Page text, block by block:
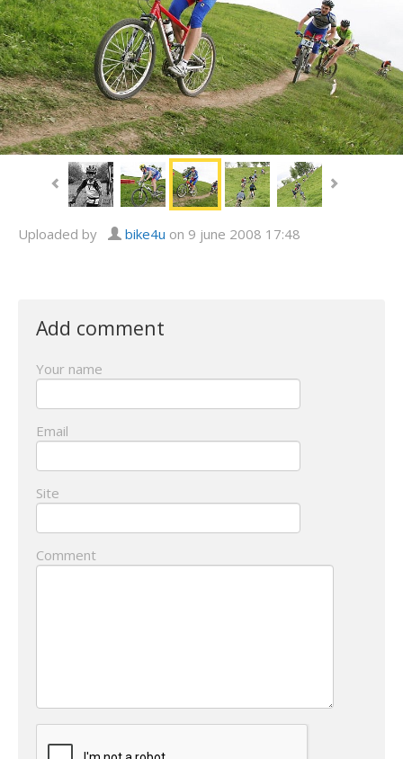
Uploaded by bike4u on 9 june 2008 17:48
Add comment
Your name
Email
Site
Comment